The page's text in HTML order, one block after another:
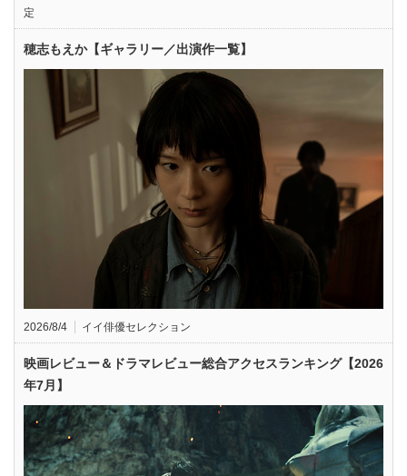
定
穂志もえか【ギャラリー／出演作一覧】
2026/8/4 イイ俳優セレクション
映画レビュー＆ドラマレビュー総合アクセスランキング【2026
年7月】